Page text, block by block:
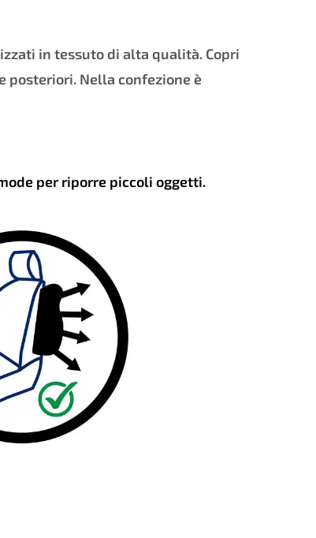
in tessuto di alta qualità. Copri
posteriori. Nella confezione è
per riporre piccoli oggetti.